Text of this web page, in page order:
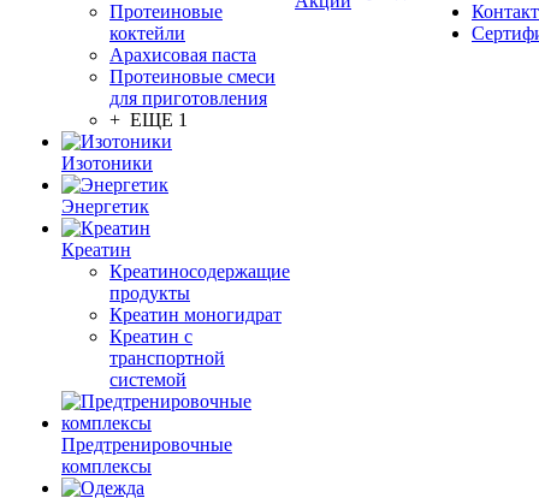
Протеиновые
коктейли
Арахисовая паста
Протеиновые смеси
для приготовления
+ ЕЩЕ 1
Изотоники
Энергетик
Креатин
Креатиносодержащие
продукты
Креатин моногидрат
Креатин с
транспортной
системой
Предтренировочные
комплексы